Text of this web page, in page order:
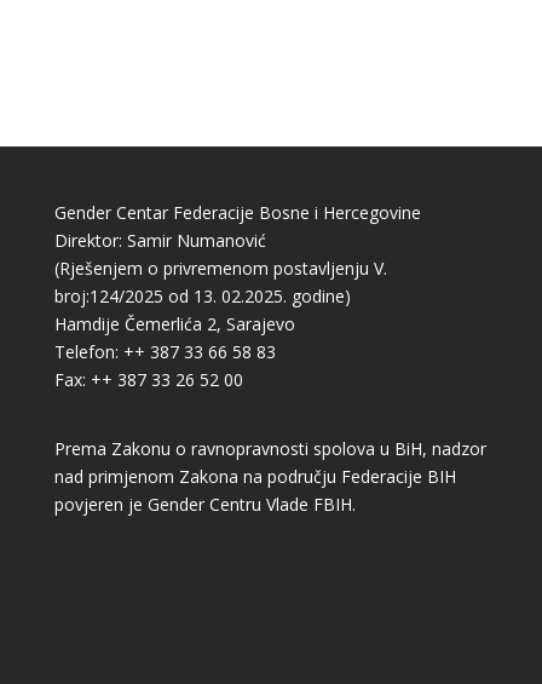
Gender Centar Federacije Bosne i Hercegovine
Direktor: Samir Numanović
(Rješenjem o privremenom postavljenju V.
broj:124/2025 od 13. 02.2025. godine)
Hamdije Čemerlića 2, Sarajevo
Telefon: ++ 387 33 66 58 83
Fax: ++ 387 33 26 52 00
Prema Zakonu o ravnopravnosti spolova u BiH, nadzor
nad primjenom Zakona na području Federacije BIH
povjeren je Gender Centru Vlade FBIH.